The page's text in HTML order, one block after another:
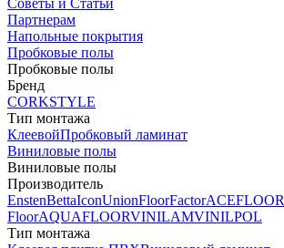
Советы и Статьи
Партнерам
Напольные покрытия
Пробковые полы
Пробковые полы
Бренд
CORKSTYLE
Тип монтажа
КлеевойПробковый ламинат
Виниловые полы
Виниловые полы
Производитель
EnstenBettaIconUnionFloorFactorACEFLOOR
FloorAQUAFLOORVINILAMVINILPOL
Тип монтажа